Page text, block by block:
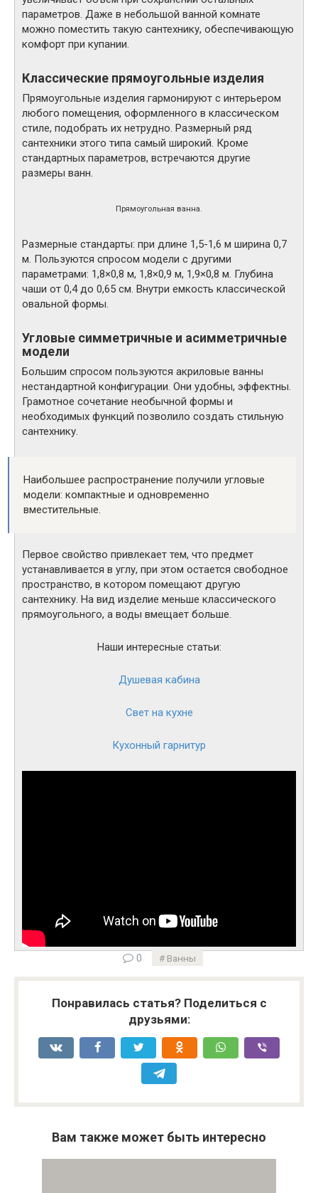
параметров. Даже в небольшой ванной комнате
можно поместить такую сантехнику, обеспечивающую
комфорт при купании.
Классические прямоугольные изделия
Прямоугольные изделия гармонируют с интерьером
любого помещения, оформленного в классическом
стиле, подобрать их нетрудно. Размерный ряд
сантехники этого типа самый широкий. Кроме
стандартных параметров, встречаются другие
размеры ванн.
Прямоугольная ванна.
Размерные стандарты: при длине 1,5-1,6 м ширина 0,7
м. Пользуются спросом модели с другими
параметрами: 1,8×0,8 м, 1,8×0,9 м, 1,9×0,8 м. Глубина
чаши от 0,4 до 0,65 см. Внутри емкость классической
овальной формы.
Угловые симметричные и асимметричные
модели
Большим спросом пользуются акриловые ванны
нестандартной конфигурации. Они удобны, эффектны.
Грамотное сочетание необычной формы и
необходимых функций позволило создать стильную
сантехнику.
Наибольшее распространение получили угловые
модели: компактные и одновременно
вместительные.
Первое свойство привлекает тем, что предмет
устанавливается в углу, при этом остается свободное
пространство, в котором помещают другую
сантехнику. На вид изделие меньше классического
прямоугольного, а воды вмещает больше.
Наши интересные статьи:
Душевая кабина
Свет на кухне
Кухонный гарнитур
или разной длины. Третий соединяющий бортик
полукруглый. Встречаются маленькие угловые
симметричные ванны со сторонами 0,9-1,3 м, но не
каждому человеку они покажутся удобными.
1,8 м, короткая от 0,7 до 1,0 м. Наибольшая высота —
0,65 м. Глубина от 45 до 65 см.
Чаши овальной и круглой формы
Основные свойства круглых чаш:
диаметр 1,4-2,0 м, но встречаются
вместительные емкости, где могут
разместиться и комфортно чувствовать себя 2
0 Ванны
Понравилась статья? Поделиться с
друзьями:
Вам также может быть интересно